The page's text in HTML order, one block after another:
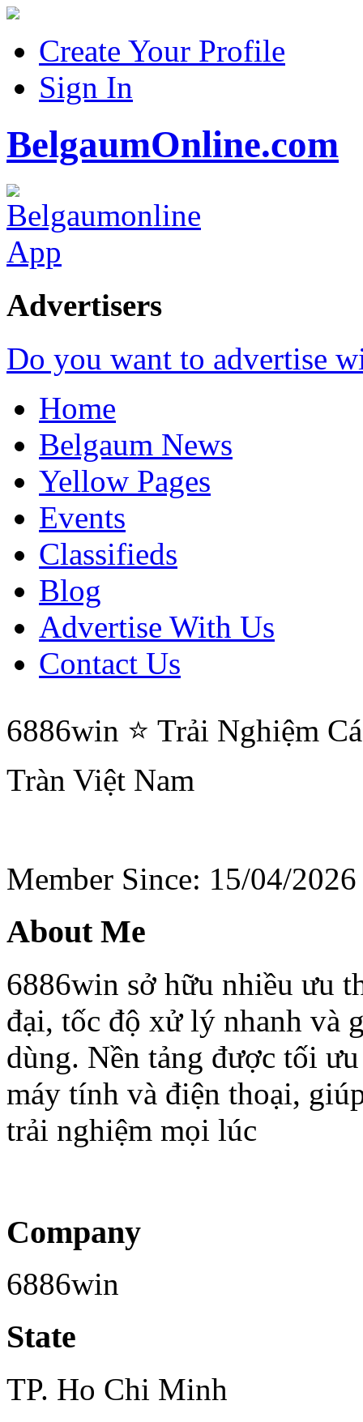
Create Your Profile
Sign In
BelgaumOnline.com
Advertisers
Do you want to advertise
Home
Belgaum News
Yellow Pages
Events
Classifieds
Blog
Advertise With Us
Contact Us
6886win ⭐ Trải Nghiệm
Tràn Việt Nam
Member Since: 15/04/2026
About Me
6886win sở hữu nhiều ưu
đại, tốc độ xử lý nhanh và
dùng. Nền tảng được tối
máy tính và điện thoại,
trải nghiệm mọi lúc
Company
6886win
State
TP. Ho Chi Minh